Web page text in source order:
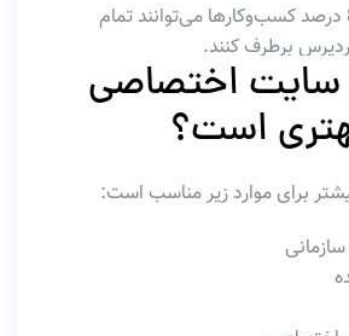
در واقع بیش از 80 درصد کسب‌وکارها می‌توانند تمام
برطرف کنند.
سایت اختصاصی
است؟
برای موارد زیر مناسب است: